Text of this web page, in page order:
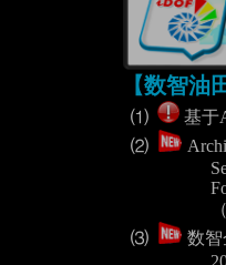
【数智油
⑴
基于
⑵
Seminar
For South
（2025
⑶
数